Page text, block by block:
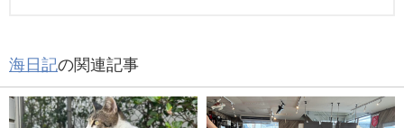
海日記の関連記事